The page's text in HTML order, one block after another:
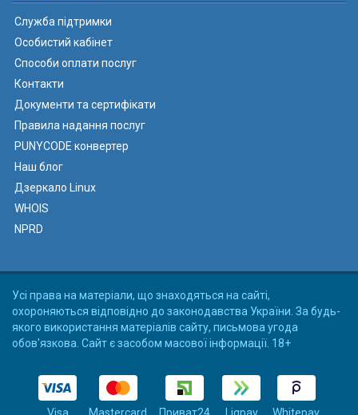
Служба підтримки
Особистий кабінет
Способи оплати послуг
Контакти
Документи та сертифікати
Правила надання послуг
PUNYCODE конвертер
Наш блог
Дзеркало Linux
WHOIS
NPRD
Усі права на матеріали, що знаходяться на сайті,
охороняються відповідно до законодавства України. За будь-
якого використання матеріалів сайту, письмова угода
обов'язкова. Сайт є засобом масової інформації. 18+